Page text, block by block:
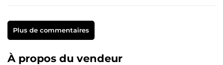
Plus de commentaires
À propos du vendeur